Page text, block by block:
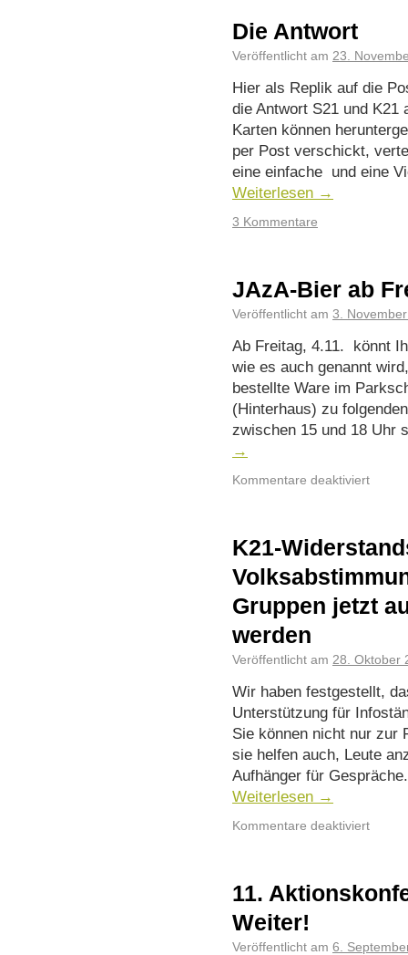
Die Antwort
Veröffentlicht am 23.
Hier als Replik auf die
die Antwort S21 und K21
Karten können
per Post verschickt,
eine einfache und eine
Weiterlesen →
3 Kommentare
JAzA-Bier ab
Veröffentlicht am 3.
Ab Freitag, 4.11. könnt
wie es auch genannt
bestellte Ware im
(Hinterhaus) zu
zwischen 15 und 18
→
Kommentare deaktiviert
K21-
Gruppen jetzt
werden
Veröffentlicht am 28. Oktober
Wir haben festgestellt,
Unterstützung für
Sie können nicht nur zur
sie helfen auch, Leute
Aufhänger für
Weiterlesen →
Kommentare deaktiviert
11.
Weiter!
Veröffentlicht am 6.